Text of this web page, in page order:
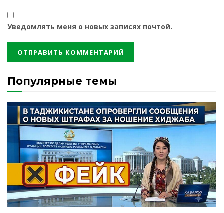
Уведомлять меня о новых записях почтой.
Популярные темы